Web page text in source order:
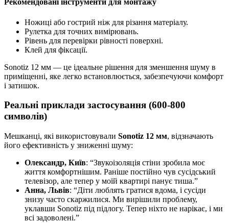
Рекомендовані інструменти для монтажу
Ножиці або гострий ніж для різання матеріалу.
Рулетка для точних вимірювань.
Рівень для перевірки рівності поверхні.
Клей для фіксації.
Sonotiz 12 мм — це ідеальне рішення для зменшення шуму в
приміщенні, яке легко встановлюється, забезпечуючи комфорт
і затишок.
Реальні приклади застосування (600-800
символів)
Мешканці, які використовували Sonotiz 12 мм, відзначають
його ефективність у зниженні шуму:
Олександр, Київ: “Звукоізоляція стіни зробила моє
життя комфортнішим. Раніше постійно чув сусідський
телевізор, але тепер у моїй квартирі панує тиша.”
Анна, Львів: “Діти люблять гратися вдома, і сусіди
знизу часто скаржилися. Ми вирішили проблему,
уклавши Sonotiz під підлогу. Тепер ніхто не нарікає, і ми
всі задоволені.”